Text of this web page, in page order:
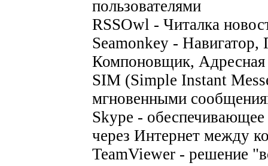
пользователями
RSSOwl - Читалка
Seamonkey -
Компоновщик, Адресная
SIM (Simple Instant
мгновенными
Skype -
через Интернет между
TeamViewer - решение